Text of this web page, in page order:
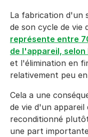
La fabrication d'un
de son cycle de vie
représente entre
de l'appareil, selon
et l'élimination en
relativement peu
Cela a une
de vie d'un
reconditionné
une part